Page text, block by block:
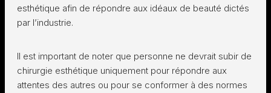
esthétique afin de répondre aux idéaux de beauté dictés
par l’industrie.
Il est important de noter que personne ne devrait subir de
chirurgie esthétique uniquement pour répondre aux
attentes des autres ou pour se conformer à des normes